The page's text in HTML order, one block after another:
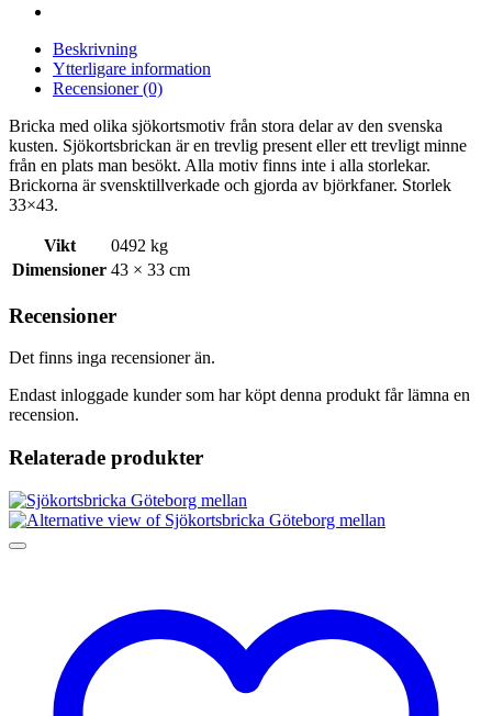
Beskrivning
Ytterligare information
Recensioner (0)
Bricka med olika sjökortsmotiv från stora delar av den svenska
kusten. Sjökortsbrickan är en trevlig present eller ett trevligt minne
från en plats man besökt. Alla motiv finns inte i alla storlekar.
Brickorna är svensktillverkade och gjorda av björkfaner. Storlek
33×43.
Vikt
0492 kg
Dimensioner 43 × 33 cm
Recensioner
Det finns inga recensioner än.
Endast inloggade kunder som har köpt denna produkt får lämna en
recension.
Relaterade produkter